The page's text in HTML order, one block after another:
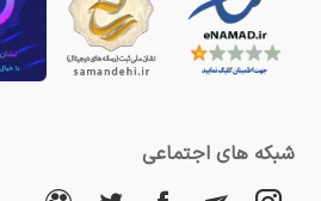
مزایای استفاده از آیکون‌های
افزایش سرعت درک اطلاعات
منتقل می‌کنند.
شبکه های اجتماعی